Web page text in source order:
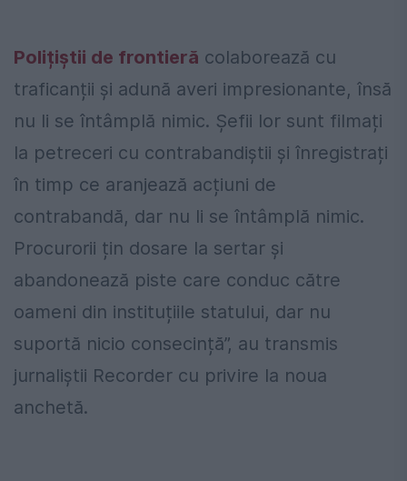
Polițiștii de frontieră colaborează cu
traficanții și adună averi impresionante, însă
nu li se întâmplă nimic. Șefii lor sunt filmați
la petreceri cu contrabandiștii și înregistrați
în timp ce aranjează acțiuni de
contrabandă, dar nu li se întâmplă nimic.
Procurorii țin dosare la sertar și
abandonează piste care conduc către
oameni din instituțiile statului, dar nu
suportă nicio consecință”, au transmis
jurnaliștii Recorder cu privire la noua
anchetă.